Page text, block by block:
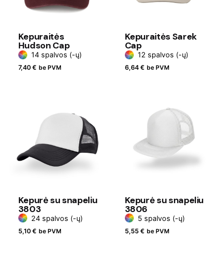
Kepuraitės
Hudson Cap
14 spalvos (-ų)
7,40 € be PVM
Kepuraitės Sarek
Cap
12 spalvos (-ų)
6,64 € be PVM
Kepurė su snapeliu
3803
24 spalvos (-ų)
5,10 € be PVM
Kepurė su snapeliu
3806
5 spalvos (-ų)
5,55 € be PVM